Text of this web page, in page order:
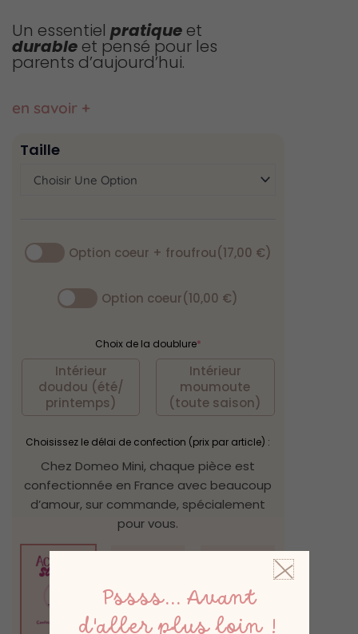
Un essentiel pratique et
durable et pensé pour les
parents d’aujourd’hui.
en savoir +
Taille
Option coeur + froufrou(17,00 €)
Option coeur(10,00 €)
Choix de la doublure*
Intérieur
doudou (été/
printemps)
Intérieur
moumoute
(toute saison)
Choisissez le délai de confection (prix par article) :
Chez Domeo Mini, chaque pièce est
confectionnée en France avec beaucoup
d’amour, sur commande, spécialement
pour vous.
Couverture
de
coeur
Pssss... Avant
d'aller plus loin !